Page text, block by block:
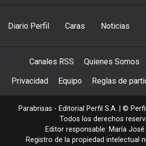
Diario Perfil Caras Noticias
Canales RSS Quienes Somos
Privacidad Equipo Reglas de
Parabrisas - Editorial Perfil S.A. | ©
Todos los derechos
Editor responsable: María
Registro de la propiedad intelectual